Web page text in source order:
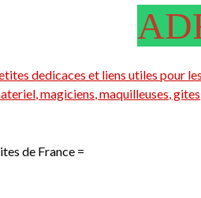
dedicaces et liens utiles pour
magiciens, maquilleuses,
de France =